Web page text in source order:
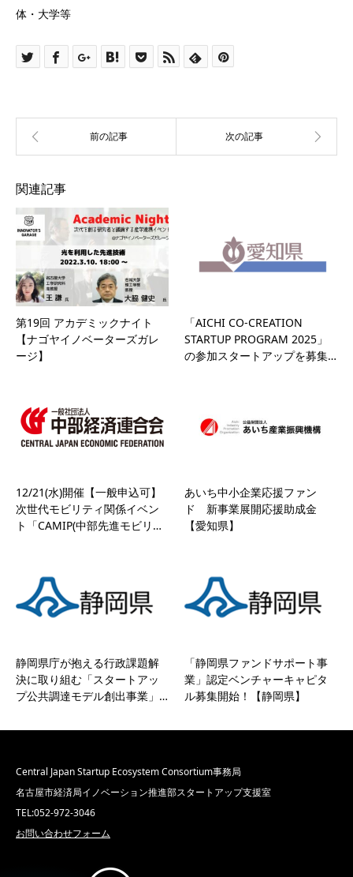
体・大学等
関連記事
第19回 アカデミックナイト
【ナゴヤイノベーターズガレ
ージ】
「AICHI CO-CREATION
STARTUP PROGRAM 2025」
の参加スタートアップを募集…
12/21(水)開催【一般申込可】
次世代モビリティ関係イベン
ト「CAMIP(中部先進モビリ…
あいち中小企業応援ファン
ド 新事業展開応援助成金
【愛知県】
静岡県庁が抱える行政課題解
決に取り組む「スタートアッ
プ公共調達モデル創出事業」…
「静岡県ファンドサポート事
業」認定ベンチャーキャピタ
ル募集開始！【静岡県】
Central Japan Startup Ecosystem Consortium事務局
名古屋市経済局イノベーション推進部スタートアップ支援室
TEL:052-972-3046
お問い合わせフォーム